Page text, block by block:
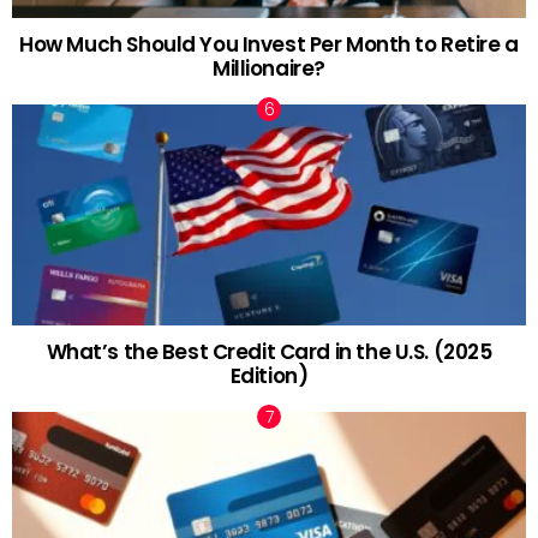
How Much Should You Invest Per Month to Retire a
Millionaire?
What’s the Best Credit Card in the U.S. (2025
Edition)